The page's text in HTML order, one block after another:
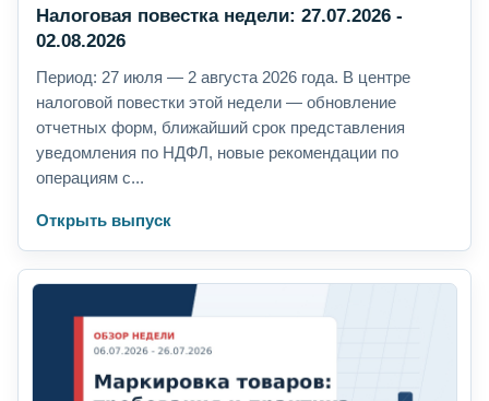
Налоговая повестка недели: 27.07.2026 -
02.08.2026
Период: 27 июля — 2 августа 2026 года. В центре
налоговой повестки этой недели — обновление
отчетных форм, ближайший срок представления
уведомления по НДФЛ, новые рекомендации по
операциям с...
Открыть выпуск